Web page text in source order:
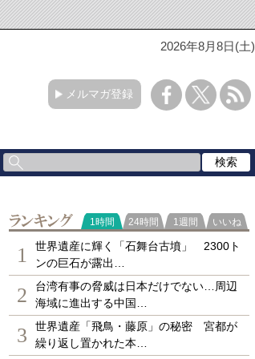
2026年8月8日(土)
メルマガ登録
ランキング
1時間 24時間 1週間 いいね
1
世界遺産に輝く「石舞台古墳」 2300ト
ンの巨石が露出…
2
台湾有事の脅威は日本だけでない…周辺
海域に進出する中国…
3
世界遺産「飛鳥・藤原」の秘密 宮都が
繰り返し置かれた本…